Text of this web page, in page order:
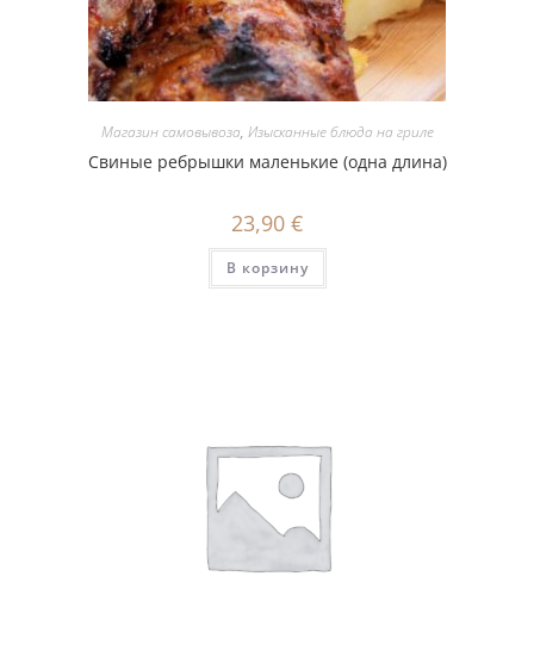
Магазин самовывоза, Изысканные блюда на гриле
Свиные ребрышки маленькие (одна длина)
23,90 €
В корзину